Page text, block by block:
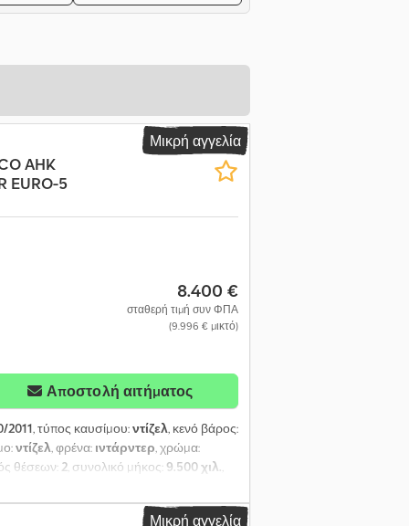
Μικρή αγγελία
AHK
EURO-5
8.400 €
σταθερή τιμή συν ΦΠΑ
(9.996 € μικτό)
Αποστολή αιτήματος
2011, τύπος καυσίμου:ντίζελ, κενό βάρος:
ντίζελ, φρένα: ιντάρντερ, χρώμα:
θέσεων: 2, συνολικό μήκος: 9.500 χιλ.,
AS 260 S42 είναι ένα αξιόπιστο
Μικρή αγγελία